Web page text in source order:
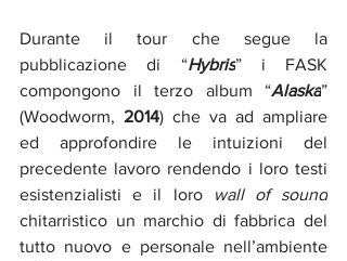
Durante il tour che segue la
pubblicazione di “Hybris” i FASK
compongono il terzo album “Alaska”
(Woodworm, 2014) che va ad ampliare
ed approfondire le intuizioni del
precedente lavoro rendendo i loro testi
esistenzialisti e il loro
wall of sound
chitarristico un marchio di fabbrica del
tutto nuovo e personale nell’ambiente